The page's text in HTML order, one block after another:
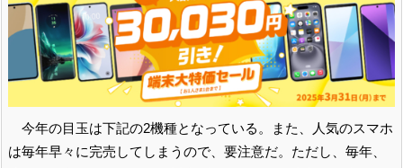
今年の目玉は下記の2機種となっている。また、人気のスマホ
は毎年早々に完売してしまうので、要注意だ。ただし、毎年、